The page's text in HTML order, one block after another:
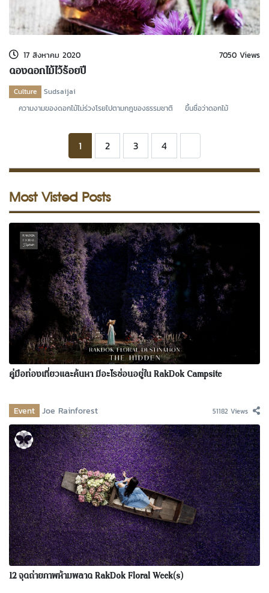
17 สิงหาคม 2020 7050 Views
ดองดอกไม้ไว้ร้อยปี
Culture
Sudsaijai
ความงามของดอกไม้ไม่ร่วงโรยไปตามกฎของธรรมชาติ ขึ้นชื่อว่าดอกไม้
1 2 3 4
Most Visted Posts
คู่มือท่องเที่ยวและค้นหา มีอะไรซ่อนอยู่ใน RakDok Campsite
Event Joe Rainforest 51182 Views
12 จุดถ่ายภาพห้ามพลาด RakDok Floral Week(s)